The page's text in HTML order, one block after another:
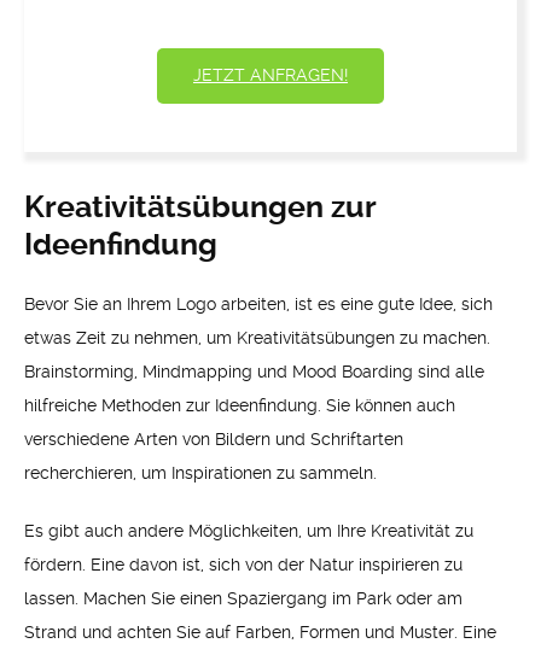
JETZT ANFRAGEN!
Kreativitätsübungen zur
Ideenfindung
Bevor Sie an Ihrem Logo arbeiten, ist es eine gute Idee, sich
etwas Zeit zu nehmen, um Kreativitätsübungen zu machen.
Brainstorming, Mindmapping und Mood Boarding sind alle
hilfreiche Methoden zur Ideenfindung. Sie können auch
verschiedene Arten von Bildern und Schriftarten
recherchieren, um Inspirationen zu sammeln.
Es gibt auch andere Möglichkeiten, um Ihre Kreativität zu
fördern. Eine davon ist, sich von der Natur inspirieren zu
lassen. Machen Sie einen Spaziergang im Park oder am
Strand und achten Sie auf Farben, Formen und Muster. Eine